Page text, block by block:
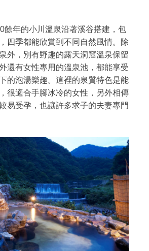
餘年的小川溫泉沿著溪谷搭建，包
四季都能欣賞到不同自然風情。除
外，別有野趣的露天洞窟溫泉保留
還有女性專用的溫泉池，都能享受
的泡湯樂趣。這裡的泉質特色是能
很適合手腳冰冷的女性，另外相傳
易受孕，也讓許多求子的夫妻專門